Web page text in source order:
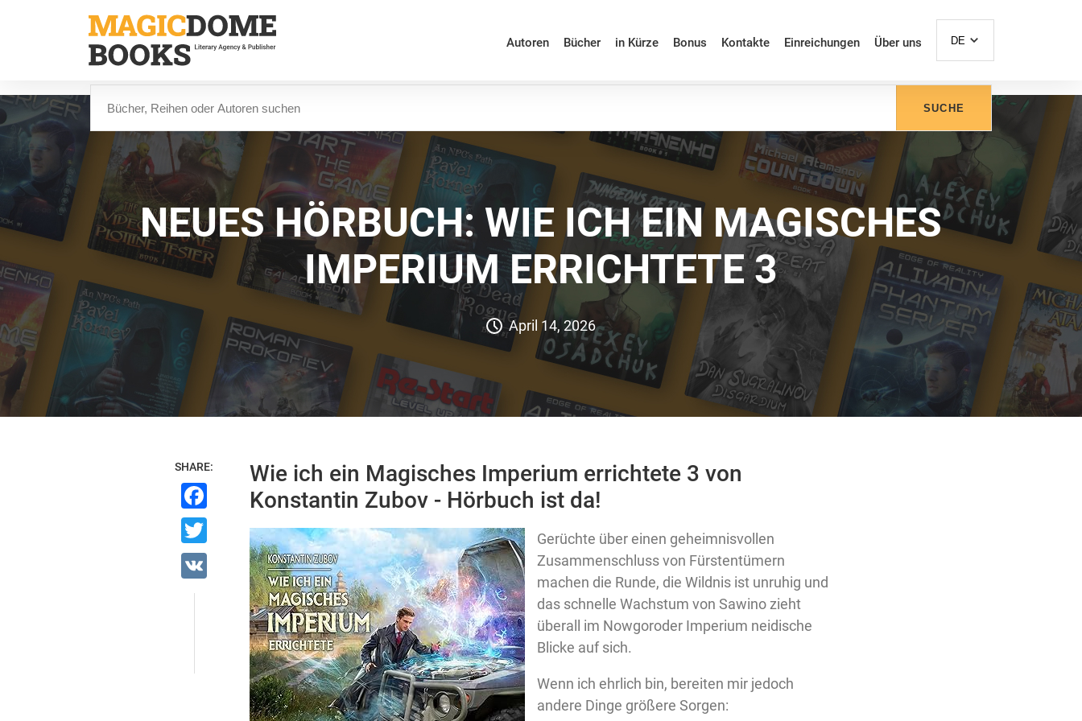
Autoren Bücher in Kürze Bonus Kontakte Einreichungen Über uns DE
SUCHE
NEUES HÖRBUCH: WIE ICH EIN MAGISCHES
IMPERIUM ERRICHTETE 3
April 14, 2026
Wie ich ein Magisches Imperium errichtete 3 von
Konstantin Zubov - Hörbuch ist da!
Gerüchte über einen geheimnisvollen
Zusammenschluss von Fürstentümern
machen die Runde, die Wildnis ist unruhig und
das schnelle Wachstum von Sawino zieht
überall im Nowgoroder Imperium neidische
Blicke auf sich.
Wenn ich ehrlich bin, bereiten mir jedoch
andere Dinge größere Sorgen:
SHARE:
Facebook
Twitter